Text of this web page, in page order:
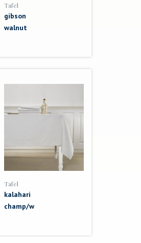
Tafel
gibson
walnut
Tafel
kalahari
champ/w